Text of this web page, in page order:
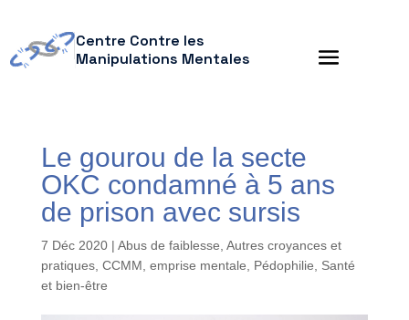
Centre Contre les
Manipulations Mentales
Le gourou de la secte
OKC condamné à 5 ans
de prison avec sursis
7 Déc 2020| Abus de faiblesse Autres croyances et
pratiques, CCMM emprise mentale Pédophilie
Santé
et bien-être